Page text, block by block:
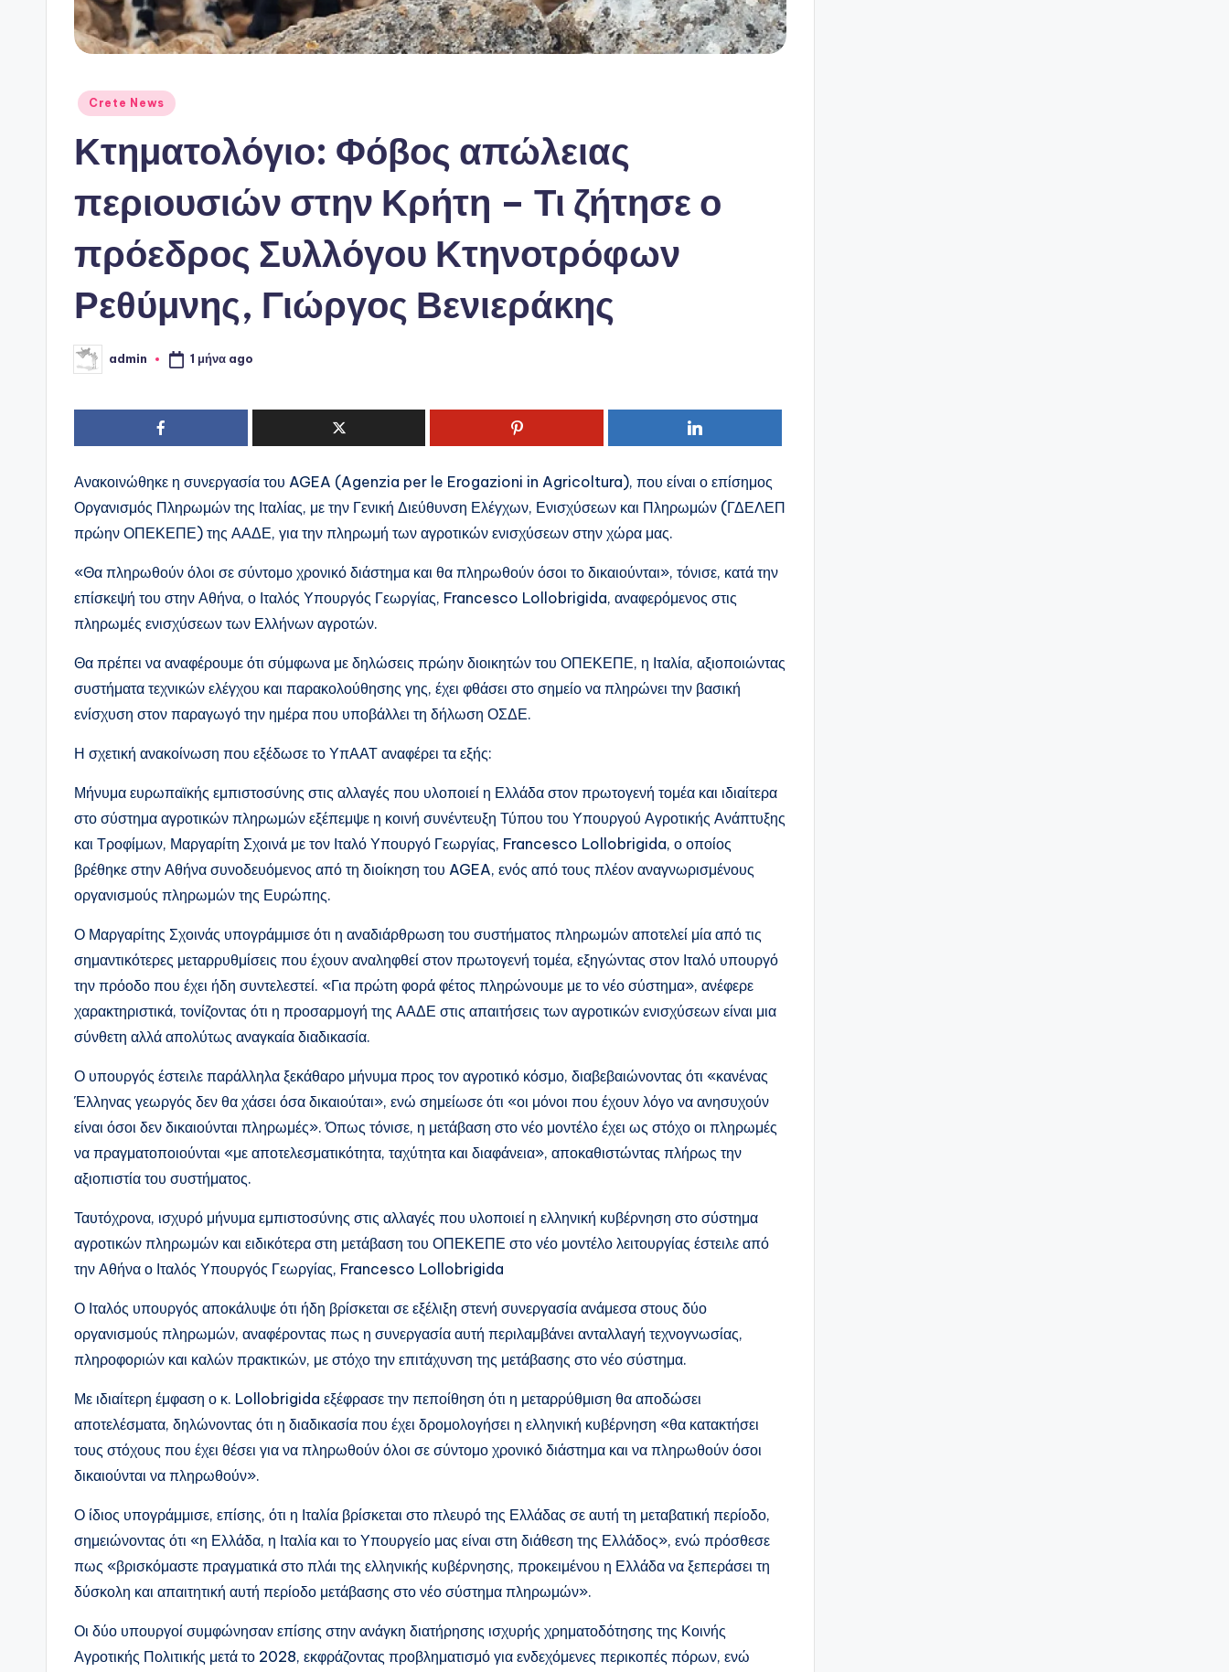
Αναρτήθηκε
Crete News
Κτηματολόγιο: Φόβος απώλειας
περιουσιών στην Κρήτη – Τι ζήτησε ο
πρόεδρος Συλλόγου Κτηνοτρόφων
Ρεθύμνης, Γιώργος Βενιεράκης
Συγγραφέας:
admin 1 μήνα ago
Ανακοινώθηκε η συνεργασία του AGEA (Agenzia per le Erogazioni in Agricoltura), που είναι ο επίσημος
Οργανισμός Πληρωμών της Ιταλίας, με την Γενική Διεύθυνση Ελέγχων, Ενισχύσεων και Πληρωμών (ΓΔΕΛΕΠ
πρώην ΟΠΕΚΕΠΕ) της ΑΑΔΕ, για την πληρωμή των αγροτικών ενισχύσεων στην χώρα μας.
«Θα πληρωθούν όλοι σε σύντομο χρονικό διάστημα και θα πληρωθούν όσοι το δικαιούνται», τόνισε, κατά την
επίσκεψή του στην Αθήνα, ο Ιταλός Υπουργός Γεωργίας, Francesco Lollobrigida, αναφερόμενος στις
πληρωμές ενισχύσεων των Ελλήνων αγροτών.
Θα πρέπει να αναφέρουμε ότι σύμφωνα με δηλώσεις πρώην διοικητών του ΟΠΕΚΕΠΕ, η Ιταλία, αξιοποιώντας
συστήματα τεχνικών ελέγχου και παρακολούθησης γης, έχει φθάσει στο σημείο να πληρώνει την βασική
ενίσχυση στον παραγωγό την ημέρα που υποβάλλει τη δήλωση ΟΣΔΕ.
Η σχετική ανακοίνωση που εξέδωσε το ΥπΑΑΤ αναφέρει τα εξής:
Μήνυμα ευρωπαϊκής εμπιστοσύνης στις αλλαγές που υλοποιεί η Ελλάδα στον πρωτογενή τομέα και ιδιαίτερα
στο σύστημα αγροτικών πληρωμών εξέπεμψε η κοινή συνέντευξη Τύπου του Υπουργού Αγροτικής Ανάπτυξης
και Τροφίμων, Μαργαρίτη Σχοινά με τον Ιταλό Υπουργό Γεωργίας, Francesco Lollobrigida, ο οποίος
βρέθηκε στην Αθήνα συνοδευόμενος από τη διοίκηση του AGEA, ενός από τους πλέον αναγνωρισμένους
οργανισμούς πληρωμών της Ευρώπης.
Ο Μαργαρίτης Σχοινάς υπογράμμισε ότι η αναδιάρθρωση του συστήματος πληρωμών αποτελεί μία από τις
σημαντικότερες μεταρρυθμίσεις που έχουν αναληφθεί στον πρωτογενή τομέα, εξηγώντας στον Ιταλό υπουργό
την πρόοδο που έχει ήδη συντελεστεί. «Για πρώτη φορά φέτος πληρώνουμε με το νέο σύστημα», ανέφερε
χαρακτηριστικά, τονίζοντας ότι η προσαρμογή της ΑΑΔΕ στις απαιτήσεις των αγροτικών ενισχύσεων είναι μια
σύνθετη αλλά απολύτως αναγκαία διαδικασία.
Ο υπουργός έστειλε παράλληλα ξεκάθαρο μήνυμα προς τον αγροτικό κόσμο, διαβεβαιώνοντας ότι «κανένας
Έλληνας γεωργός δεν θα χάσει όσα δικαιούται», ενώ σημείωσε ότι «οι μόνοι που έχουν λόγο να ανησυχούν
είναι όσοι δεν δικαιούνται πληρωμές». Όπως τόνισε, η μετάβαση στο νέο μοντέλο έχει ως στόχο οι πληρωμές
να πραγματοποιούνται «με αποτελεσματικότητα, ταχύτητα και διαφάνεια», αποκαθιστώντας πλήρως την
αξιοπιστία του συστήματος.
Ταυτόχρονα, ισχυρό μήνυμα εμπιστοσύνης στις αλλαγές που υλοποιεί η ελληνική κυβέρνηση στο σύστημα
αγροτικών πληρωμών και ειδικότερα στη μετάβαση του ΟΠΕΚΕΠΕ στο νέο μοντέλο λειτουργίας έστειλε από
την Αθήνα ο Ιταλός Υπουργός Γεωργίας, Francesco Lollobrigida
Ο Ιταλός υπουργός αποκάλυψε ότι ήδη βρίσκεται σε εξέλιξη στενή συνεργασία ανάμεσα στους δύο
οργανισμούς πληρωμών, αναφέροντας πως η συνεργασία αυτή περιλαμβάνει ανταλλαγή τεχνογνωσίας,
πληροφοριών και καλών πρακτικών, με στόχο την επιτάχυνση της μετάβασης στο νέο σύστημα.
Με ιδιαίτερη έμφαση ο κ. Lollobrigida εξέφρασε την πεποίθηση ότι η μεταρρύθμιση θα αποδώσει
αποτελέσματα, δηλώνοντας ότι η διαδικασία που έχει δρομολογήσει η ελληνική κυβέρνηση «θα κατακτήσει
τους στόχους που έχει θέσει για να πληρωθούν όλοι σε σύντομο χρονικό διάστημα και να πληρωθούν όσοι
δικαιούνται να πληρωθούν».
Ο ίδιος υπογράμμισε, επίσης, ότι η Ιταλία βρίσκεται στο πλευρό της Ελλάδας σε αυτή τη μεταβατική περίοδο,
σημειώνοντας ότι «η Ελλάδα, η Ιταλία και το Υπουργείο μας είναι στη διάθεση της Ελλάδος», ενώ πρόσθεσε
πως «βρισκόμαστε πραγματικά στο πλάι της ελληνικής κυβέρνησης, προκειμένου η Ελλάδα να ξεπεράσει τη
δύσκολη και απαιτητική αυτή περίοδο μετάβασης στο νέο σύστημα πληρωμών».
Οι δύο υπουργοί συμφώνησαν επίσης στην ανάγκη διατήρησης ισχυρής χρηματοδότησης της Κοινής
Αγροτικής Πολιτικής μετά το 2028, εκφράζοντας προβληματισμό για ενδεχόμενες περικοπές πόρων, ενώ